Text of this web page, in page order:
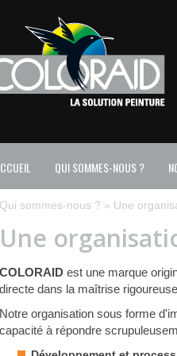
QUI SOMMES-NOUS ?
Qui sommes-nous ? » Une
Une
COLORAID est une marque
directe dans la maîtrise
Notre organisation sous forme
capacité à répondre